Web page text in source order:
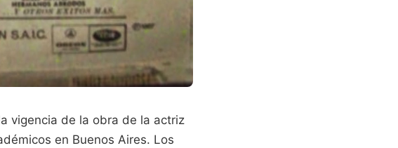
vigencia de la obra de la actriz
en Buenos Aires. Los